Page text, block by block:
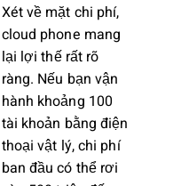
Xét về mặt chi phí,
cloud phone mang
lại lợi thế rất rõ
ràng. Nếu bạn vận
hành khoảng 100
tài khoản bằng điện
thoại vật lý, chi phí
ban đầu có thể rơi